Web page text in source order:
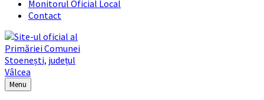
Monitorul Oficial Local
Contact
Menu